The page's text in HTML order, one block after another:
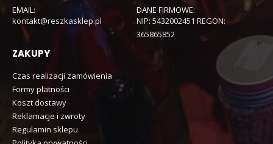
EMAIL:
kontakt@reszkasklep.pl
DANE FIRMOWE:
NIP: 5432002451 REGON:
365865852
ZAKUPY
Czas realizacji zamówienia
Formy płatności
Koszt dostawy
Reklamacje i zwroty
Regulamin sklepu